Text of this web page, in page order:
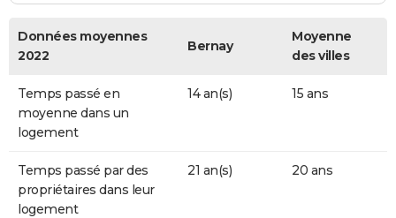
Données moyennes
2022
Bernay
Moyenne
des villes
Temps passé en
moyenne dans un
logement
14 an(s) 15 ans
Temps passé par des
propriétaires dans leur
logement
21 an(s) 20 ans